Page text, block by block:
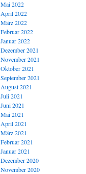
Mai 2022
April 2022
März 2022
Februar 2022
Januar 2022
Dezember 2021
November 2021
Oktober 2021
September 2021
August 2021
Juli 2021
Juni 2021
Mai 2021
April 2021
März 2021
Februar 2021
Januar 2021
Dezember 2020
November 2020